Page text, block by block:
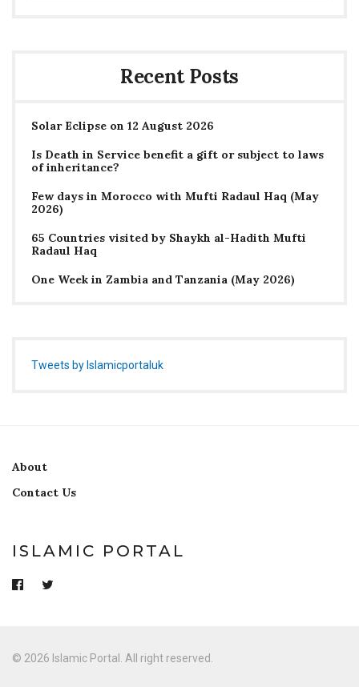
Recent Posts
Solar Eclipse on 12 August 2026
Is Death in Service benefit a gift or subject to laws
of inheritance?
Few days in Morocco with Mufti Radaul Haq (May
2026)
65 Countries visited by Shaykh al-Hadith Mufti
Radaul Haq
One Week in Zambia and Tanzania (May 2026)
Tweets by Islamicportaluk
About
Contact Us
ISLAMIC PORTAL
© 2026 Islamic Portal. All right reserved.